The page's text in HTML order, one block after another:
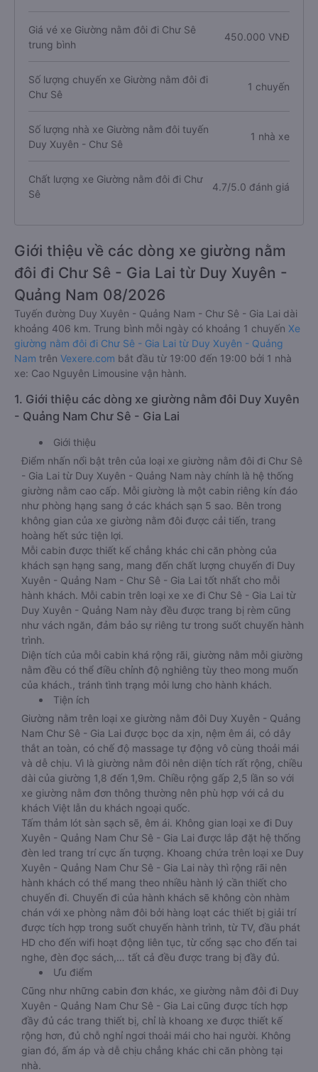
Giá vé xe Giường nằm đôi đi Chư Sê
trung bình
450.000 VNĐ
Số lượng chuyến xe Giường nằm đôi đi
Chư Sê
1 chuyến
Số lượng nhà xe Giường nằm đôi tuyến
Duy Xuyên - Chư Sê
1 nhà xe
Chất lượng xe Giường nằm đôi đi Chư
Sê
4.7/5.0 đánh giá
Giới thiệu về các dòng xe giường nằm
đôi đi Chư Sê - Gia Lai từ Duy Xuyên -
Quảng Nam 08/2026
Tuyến đường Duy Xuyên - Quảng Nam - Chư Sê - Gia Lai dài
khoảng 406 km. Trung bình mỗi ngày có khoảng 1 chuyến Xe
giường nằm đôi đi Chư Sê - Gia Lai từ Duy Xuyên - Quảng
Nam trên Vexere.com bắt đầu từ 19:00 đến 19:00 bởi 1 nhà
xe: Cao Nguyên Limousine vận hành.
1. Giới thiệu các dòng xe giường nằm đôi Duy Xuyên
- Quảng Nam Chư Sê - Gia Lai
Giới thiệu
Điểm nhấn nổi bật trên của loại xe giường nằm đôi đi Chư Sê
- Gia Lai từ Duy Xuyên - Quảng Nam này chính là hệ thống
giường nằm cao cấp. Mỗi giường là một cabin riêng kín đáo
như phòng hạng sang ở các khách sạn 5 sao. Bên trong
không gian của xe giường nằm đôi được cải tiến, trang
hoàng hết sức tiện lợi.
Mỗi cabin được thiết kế chẳng khác chi căn phòng của
khách sạn hạng sang, mang đến chất lượng chuyến đi Duy
Xuyên - Quảng Nam - Chư Sê - Gia Lai tốt nhất cho mỗi
hành khách. Mỗi cabin trên loại xe xe đi Chư Sê - Gia Lai từ
Duy Xuyên - Quảng Nam này đều được trang bị rèm cũng
như vách ngăn, đảm bảo sự riêng tư trong suốt chuyến hành
trình.
Diện tích của mỗi cabin khá rộng rãi, giường nằm mỗi giường
nằm đều có thể điều chỉnh độ nghiêng tùy theo mong muốn
của khách., tránh tình trạng mỏi lưng cho hành khách.
Tiện ích
Giường nằm trên loại xe giường nằm đôi Duy Xuyên - Quảng
Nam Chư Sê - Gia Lai được bọc da xịn, nệm êm ái, có dây
thắt an toàn, có chế độ massage tự động vô cùng thoải mái
và dễ chịu. Vì là giường nằm đôi nên diện tích rất rộng, chiều
dài của giường 1,8 đến 1,9m. Chiều rộng gấp 2,5 lần so với
xe giường nằm đơn thông thường nên phù hợp với cả du
khách Việt lẫn du khách ngoại quốc.
Tấm thảm lót sàn sạch sẽ, êm ái. Không gian loại xe đi Duy
Xuyên - Quảng Nam Chư Sê - Gia Lai được lắp đặt hệ thống
đèn led trang trí cực ấn tượng. Khoang chứa trên loại xe Duy
Xuyên - Quảng Nam Chư Sê - Gia Lai này thì rộng rãi nên
hành khách có thể mang theo nhiều hành lý cần thiết cho
chuyến đi. Chuyến đi của hành khách sẽ không còn nhàm
chán với xe phòng nằm đôi bởi hàng loạt các thiết bị giải trí
được tích hợp trong suốt chuyến hành trình, từ TV, đầu phát
HD cho đến wifi hoạt động liên tục, từ cổng sạc cho đến tai
nghe, đèn đọc sách,… tất cả đều được trang bị đầy đủ.
Ưu điểm
Cũng như những cabin đơn khác, xe giường nằm đôi đi Duy
Xuyên - Quảng Nam Chư Sê - Gia Lai cũng được tích hợp
đầy đủ các trang thiết bị, chỉ là khoang xe được thiết kế
rộng hơn, đủ chỗ nghỉ ngơi thoải mái cho hai người. Không
gian đó, ấm áp và dễ chịu chẳng khác chi căn phòng tại
nhà.